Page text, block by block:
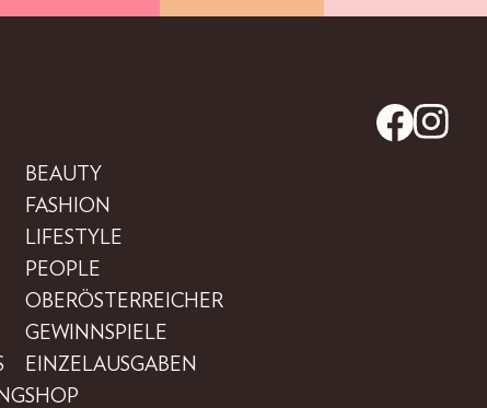
BEAUTY
FASHION
LIFESTYLE
PEOPLE
OBERÖSTERREICHER
GEWINNSPIELE
EINZELAUSGABEN
SHOP